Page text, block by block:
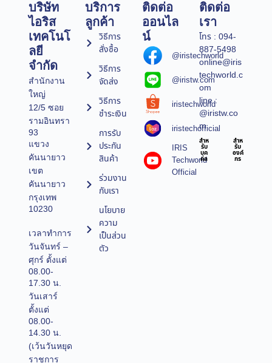
บริษัท
ไอริส
เทคโนโ
ลยี
จำกัด
สำนักงาน
ใหญ่
12/5 ซอย
รามอินทรา
93
แขวง
คันนายาว
เขต
คันนายาว
กรุงเทพ
10230
เวลาทำการ
วันจันทร์ –
ศุกร์ ตั้งแต่
08.00-
17.30 น.
วันเสาร์
ตั้งแต่
08.00-
14.30 น.
(เว้นวันหยุด
ราชการ
บริการ
ลูกค้า
วิธีการ
สั่งซื้อ
วิธีการ
จัดส่ง
วิธีการ
ชำระเงิน
การรับ
ประกัน
สินค้า
ร่วมงาน
กับเรา
นโยบาย
ความ
เป็นส่วน
ตัว
ติดต่อ
ออนไล
น์
@iristechworld
@iristw.com
iristechworld
iristechofficial
IRIS
Techworld
Official
ติดต่อ
เรา
โทร : 094-
887-5498
online@iris
techworld.c
om
line :
@iristw.co
m
สำห
รับ
บุค
คล
สำห
รับ
องค์
กร